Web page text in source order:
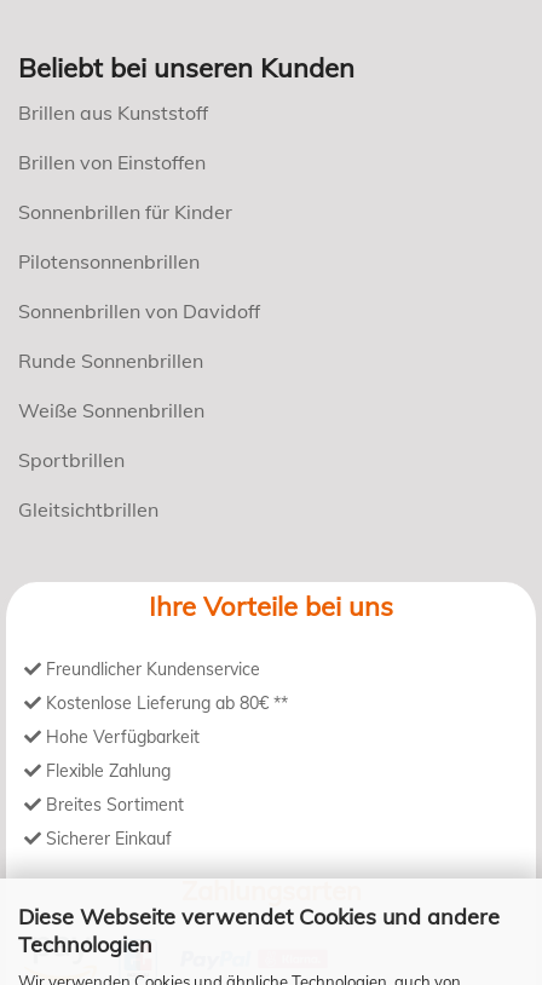
Diese Webseite verwendet Cookies und andere
Technologien
Wir verwenden Cookies und ähnliche Technologien, auch von
Beliebt bei unseren Kunden
Brillen aus Kunststoff
Brillen von Einstoffen
Sonnenbrillen für Kinder
Pilotensonnenbrillen
Sonnenbrillen von Davidoff
Runde Sonnenbrillen
Weiße Sonnenbrillen
Sportbrillen
Gleitsichtbrillen
Ihre Vorteile bei uns
Freundlicher Kundenservice
Kostenlose Lieferung ab 80€ **
Hohe Verfügbarkeit
Flexible Zahlung
Breites Sortiment
Sicherer Einkauf